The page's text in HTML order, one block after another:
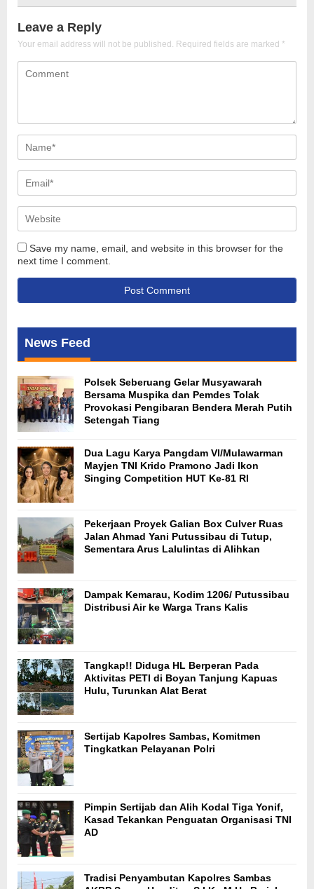
Leave a Reply
Your email address will not be published. Required fields are marked *
Save my name, email, and website in this browser for the
next time I comment.
News Feed
Polsek Seberuang Gelar Musyawarah
Bersama Muspika dan Pemdes Tolak
Provokasi Pengibaran Bendera Merah Putih
Setengah Tiang
Dua Lagu Karya Pangdam VI/Mulawarman
Mayjen TNI Krido Pramono Jadi Ikon
Singing Competition HUT Ke-81 RI
Pekerjaan Proyek Galian Box Culver Ruas
Jalan Ahmad Yani Putussibau di Tutup,
Sementara Arus Lalulintas di Alihkan
Dampak Kemarau, Kodim 1206/ Putussibau
Distribusi Air ke Warga Trans Kalis
Tangkap!! Diduga HL Berperan Pada
Aktivitas PETI di Boyan Tanjung Kapuas
Hulu, Turunkan Alat Berat
Sertijab Kapolres Sambas, Komitmen
Tingkatkan Pelayanan Polri
Pimpin Sertijab dan Alih Kodal Tiga Yonif,
Kasad Tekankan Penguatan Organisasi TNI
AD
Tradisi Penyambutan Kapolres Sambas